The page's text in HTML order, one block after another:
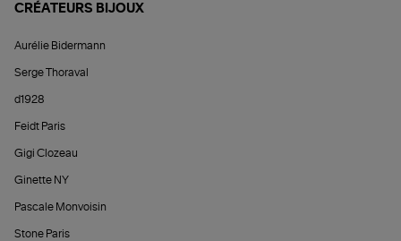
CRÉATEURS BIJOUX
Aurélie Bidermann
Serge Thoraval
d1928
Feidt Paris
Gigi Clozeau
Ginette NY
Pascale Monvoisin
Stone Paris